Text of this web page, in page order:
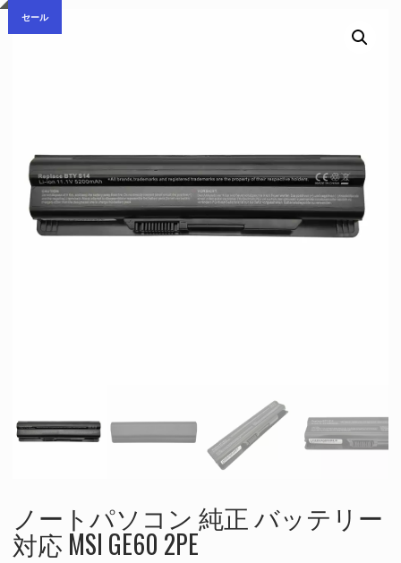
セール
ノートパソコン 純正 バッテリー
対応 MSI GE60 2PE